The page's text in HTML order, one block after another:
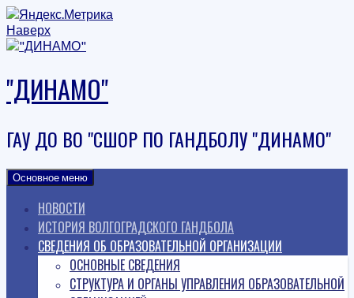
Наверх
"ДИНАМО"
ГАУ ДО ВО "СШОР ПО ГАНДБОЛУ "ДИНАМО"
Основное меню
НОВОСТИ
ИСТОРИЯ ВОЛГОГРАДСКОГО ГАНДБОЛА
СВЕДЕНИЯ ОБ ОБРАЗОВАТЕЛЬНОЙ ОРГАНИЗАЦИИ
ОСНОВНЫЕ СВЕДЕНИЯ
СТРУКТУРА И ОРГАНЫ УПРАВЛЕНИЯ ОБРАЗОВАТЕЛЬНОЙ